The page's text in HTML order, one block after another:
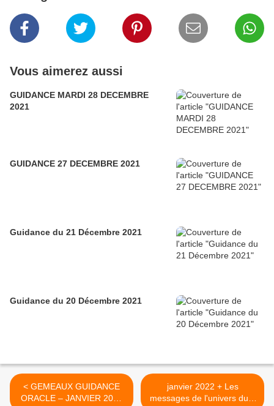
Vous aimerez aussi
GUIDANCE MARDI 28 DECEMBRE
2021
GUIDANCE 27 DECEMBRE 2021
Guidance du 21 Décembre 2021
Guidance du 20 Décembre 2021
< GEMEAUX GUIDANCE
ORACLE – JANVIER 2022
janvier 2022 + Les
messages de l'univers du 1